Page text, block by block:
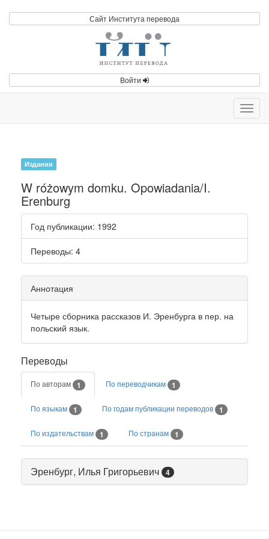
Сайт Института перевода
Войти
Издания
W różowym domku. Opowiadania/I.
Erenburg
Год публикации: 1992
Переводы: 4
Аннотация
Четыре сборника рассказов И. Эренбурга в пер. на
польский язык.
Переводы
По авторам 1 По переводчикам 1
По языкам 1 По годам публикации переводов 1
По издательствам 1 По странам 1
Эренбург, Илья Григорьевич 4